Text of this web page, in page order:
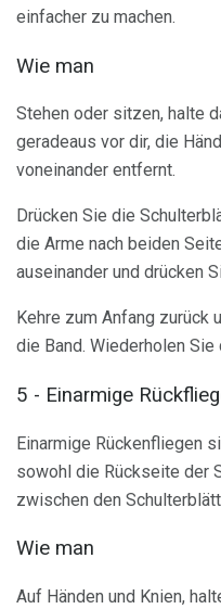
einfacher zu machen.
Wie man
Stehen oder sitzen, halte
geradeaus vor dir, die
voneinander entfernt.
Drücken Sie die
die Arme nach beiden
auseinander und drücken
Kehre zum Anfang
die Band. Wiederholen
5 - Einarmige
Einarmige Rückenfliegen
sowohl die Rückseite der
zwischen den
Wie man
Auf Händen und Knien,